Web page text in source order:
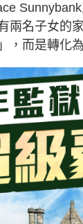
兩名子女的
，而是轉化